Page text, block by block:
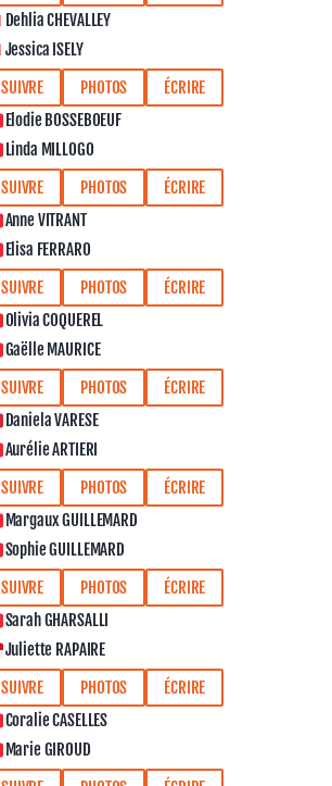
Dehlia CHEVALLEY
Jessica ISELY
SUIVRE
PHOTOS ÉCRIRE
Elodie BOSSEBOEUF
Linda MILLOGO
SUIVRE
PHOTOS ÉCRIRE
Anne VITRANT
Elisa FERRARO
SUIVRE
PHOTOS ÉCRIRE
Olivia COQUEREL
Gaëlle MAURICE
SUIVRE
PHOTOS ÉCRIRE
Daniela VARESE
Aurélie ARTIERI
SUIVRE
PHOTOS ÉCRIRE
Margaux GUILLEMARD
Sophie GUILLEMARD
SUIVRE
PHOTOS ÉCRIRE
Sarah GHARSALLI
Juliette RAPAIRE
SUIVRE
PHOTOS ÉCRIRE
Coralie CASELLES
Marie GIROUD